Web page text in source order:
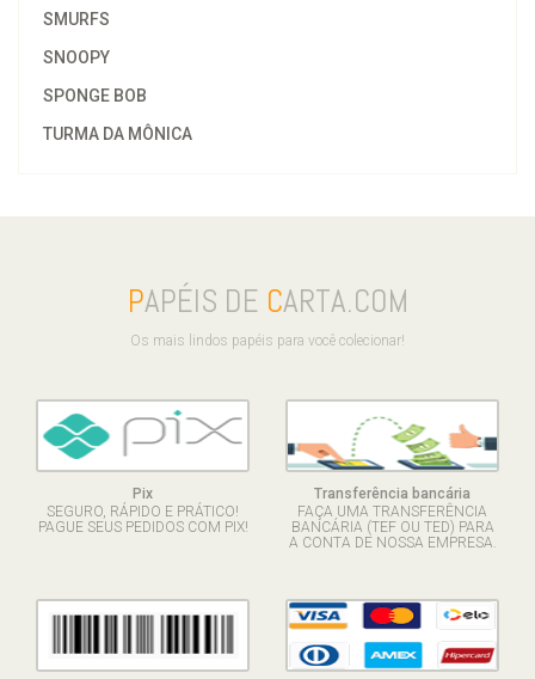
SMURFS
SNOOPY
SPONGE BOB
TURMA DA MÔNICA
PAPÉIS DE CARTA.COM
Os mais lindos papéis para você colecionar!
Pix
SEGURO, RÁPIDO E PRÁTICO!
PAGUE SEUS PEDIDOS COM PIX!
Transferência bancária
FAÇA UMA TRANSFERÊNCIA
BANCÁRIA (TEF OU TED) PARA
A CONTA DE NOSSA EMPRESA.